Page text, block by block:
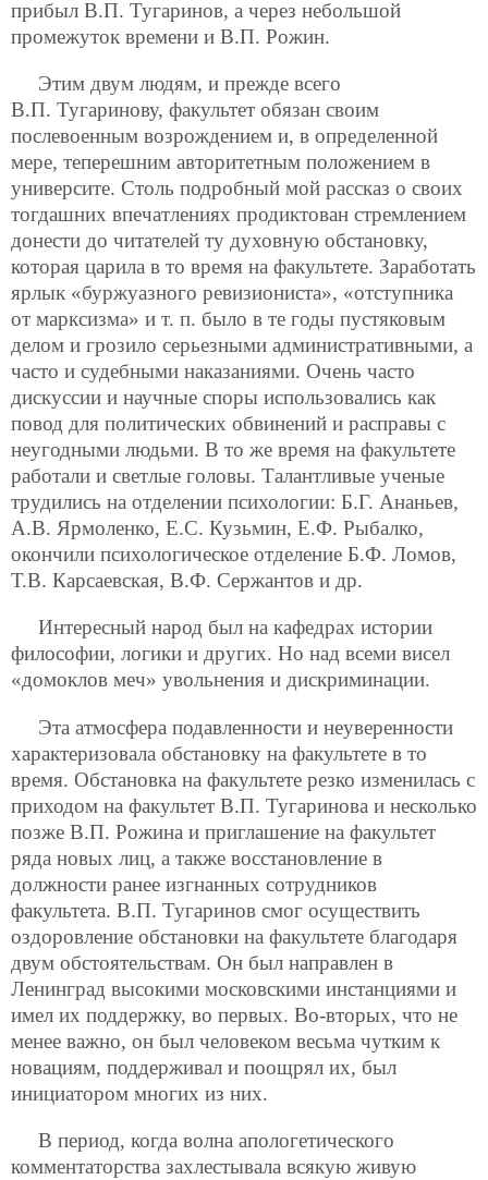
прибыл В.П. Тугаринов, а через небольшой
промежуток времени и В.П. Рожин.
Этим двум людям, и прежде всего
В.П. Тугаринову, факультет обязан своим
послевоенным возрождением и, в определенной
мере, теперешним авторитетным положением в
университе. Столь подробный мой рассказ о своих
тогдашних впечатлениях продиктован стремлением
донести до читателей ту духовную обстановку,
которая царила в то время на факультете. Заработать
ярлык «буржуазного ревизиониста», «отступника
от марксизма» и т. п. было в те годы пустяковым
делом и грозило серьезными административными, а
часто и судебными наказаниями. Очень часто
дискуссии и научные споры использовались как
повод для политических обвинений и расправы с
неугодными людьми. В то же время на факультете
работали и светлые головы. Талантливые ученые
трудились на отделении психологии: Б.Г. Ананьев,
А.В. Ярмоленко, Е.С. Кузьмин, Е.Ф. Рыбалко,
окончили психологическое отделение Б.Ф. Ломов,
Т.В. Карсаевская, В.Ф. Сержантов и др.
Интересный народ был на кафедрах истории
философии, логики и других. Но над всеми висел
«домоклов меч» увольнения и дискриминации.
Эта атмосфера подавленности и неуверенности
характеризовала обстановку на факультете в то
время. Обстановка на факультете резко изменилась с
приходом на факультет В.П. Тугаринова и несколько
позже В.П. Рожина и приглашение на факультет
ряда новых лиц, а также восстановление в
должности ранее изгнанных сотрудников
факультета. В.П. Тугаринов смог осуществить
оздоровление обстановки на факультете благодаря
двум обстоятельствам. Он был направлен в
Ленинград высокими московскими инстанциями и
имел их поддержку, во первых. Во-вторых, что не
менее важно, он был человеком весьма чутким к
новациям, поддерживал и поощрял их, был
инициатором многих из них.
В период, когда волна апологетического
комментаторства захлестывала всякую живую